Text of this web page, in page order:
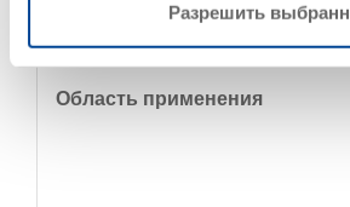
Разрешить
Область применения